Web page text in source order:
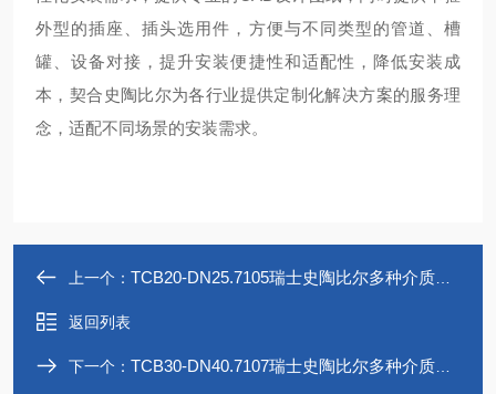
外型的插座、插头选用件，方便与不同类型的管道、槽
罐、设备对接，提升安装便捷性和适配性，降低安装成
本，契合史陶比尔为各行业提供定制化解决方案的服务理
念，适配不同场景的安装需求。
上一个： TCB20-DN25.7105瑞士史陶比尔多种介质应用无滴漏接头 TCB
返回列表
下一个： TCB30-DN40.7107瑞士史陶比尔多种介质应用无滴漏接头 TCB